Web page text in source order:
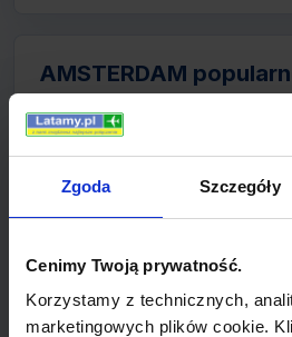
Zgoda Szczegóły
Cenimy Twoją prywatność.
Korzystamy z technicznych,
marketingowych plików cookie.
AMSTERDAM
bilety lotnicze z
bilety lotnicze z
(easyJet)
PLATA (Condor)